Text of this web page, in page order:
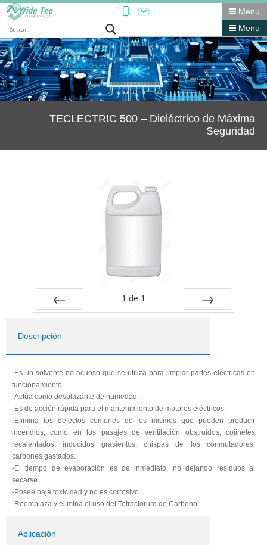
Menu
Menu
TECLECTRIC 500 – Dieléctrico de Máxima
Seguridad
1 de 1
Descripción
-Es un solvente no acuoso que se utiliza para limpiar partes eléctricas en
funcionamiento.
-Actúa como desplazánte de humedad.
-Es de acción rápida para el mantenimiento de motores eléctricos.
-Elimina los defectos comunes de los mismos que pueden producir
incendios, como en los pasajes de ventilación obstruidos, cojinetes
recalentados, inducidos grasientos, chispas de los conmutadores,
carbones gastados.
-El tiempo de evaporación es de inmediato, no dejando residuos al
secarse.
-Posee baja toxicidad y no es corrosivo.
-Reemplaza y elimina el uso del Tetracloruro de Carbono.
Aplicación